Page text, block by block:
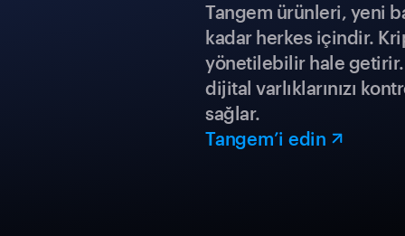
Tangem ürünleri, yeni
kadar herkes içindir.
yönetilebilir hale
dijital varlıklarınızı
sağlar.
Tangem’i edin